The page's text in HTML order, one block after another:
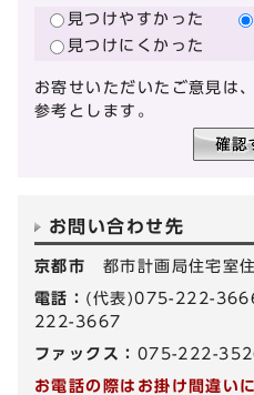
見つけやすかった
見つけにくかった
お寄せいただいたご意見は
参考とします。
お問い合わせ先
京都市 都市計画局住宅室
電話： (代表)075-222-
222-3667
ファックス： 075-222-
お電話の際はお掛け間違い